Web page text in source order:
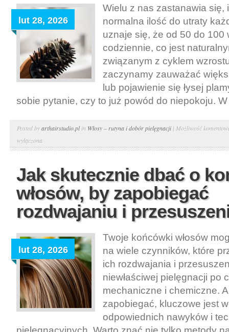
lut 28, 2026
Wielu z nas zastanawia się,
normalna ilość do utraty
uznaje się, że od 50 do 100
codziennie, co jest
związanym z cyklem
zaczynamy zauważać
lub pojawienie się łysej
sobie pytanie, czy to już powód do niepokoju.
Posted byarthairstudio.plin Włosy – rutyna i dobór pielęgnacji| Możliwość
wyłączona
Jak skutecznie dbać o
włosów, by zapobiegać
rozdwajaniu i
lut 28, 2026
Twoje końcówki włosów
na wiele czynników, które
ich rozdwajania i
niewłaściwej pielęgnacji po
mechaniczne i chemiczne.
zapobiegać, kluczowe jest
odpowiednich nawyków i